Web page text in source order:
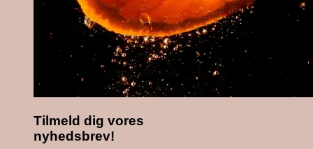
Tilmeld dig vores
nyhedsbrev!